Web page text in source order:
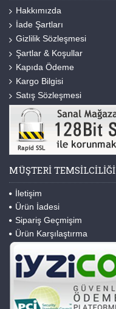
Hakkımızda
İade Şartları
Gizlilik Sözleşmesi
Şartlar & Koşullar
Kapıda Ödeme
Kargo Bilgisi
Satış Sözleşmesi
MÜŞTERI TEMSILCILIĞI
İletişim
Ürün İadesi
Sipariş Geçmişim
Ürün Karşılaştırma